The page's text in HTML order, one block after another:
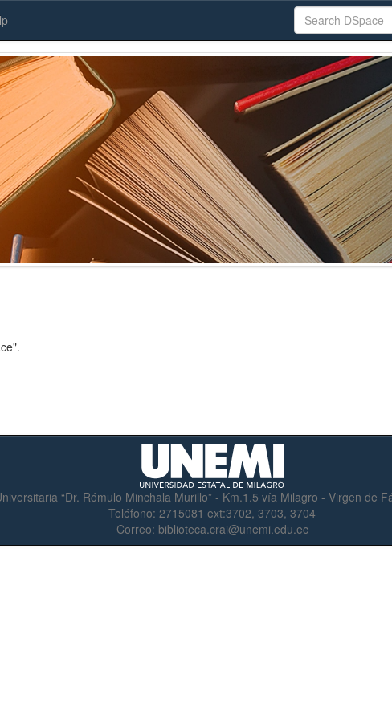
“Dr. Rómulo Minchala Murillo” - Km.1.5 vía Milagro - Virgen de
Teléfono: 2715081 ext:3702, 3703, 3704
Correo: biblioteca.crai@unemi.edu.ec